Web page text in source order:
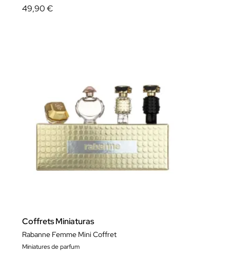
49,90 €
Coffrets Miniaturas
Rabanne Femme Mini Coffret
Miniatures de parfum